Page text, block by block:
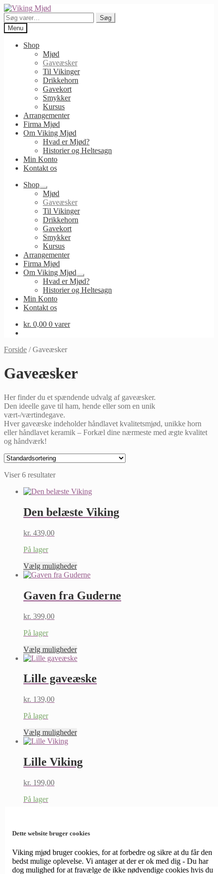
Spring
til
navigation
Spring
til
indhold
Søg
efter:
Søg
Menu
Shop
Mjød
Gaveæsker
Til Vikinger
Drikkehorn
Gavekort
Smykker
Kursus
Arrangementer
Firma Mjød
Om Viking Mjød
Hvad er Mjød?
Historier og Heltesagn
Min Konto
Kontakt os
Shop
Udfold
undermenu
Mjød
Gaveæsker
Til Vikinger
Drikkehorn
Gavekort
Smykker
Kursus
Arrangementer
Firma Mjød
Om Viking Mjød
Udfold
undermenu
Hvad er Mjød?
Historier og Heltesagn
Min Konto
Kontakt os
kr. 0,00 0 varer
Forside /Gaveæsker
Gaveæsker
Her finder du et spændende udvalg af gaveæsker.
Den ideelle gave til ham, hende eller som en unik
vært-/værtindegave.
Hver gaveæske indeholder håndlavet kvalitetsmjød, unikke horn
eller håndlavet keramik – Forkæl dine nærmeste med ægte kvalitet
og håndværk!
Viser 6 resultater
Den belæste Viking
kr. 439,00
På lager
Vælg mulighederDette
vare
flere
varianter.
Gaven fra Guderne
kr. 399,00
På lager
Vælg mulighederDette
vare
flere
varianter.
Lille gaveæske
kr. 139,00
På lager
Vælg mulighederDette
flere
varianter.
Lille Viking
kr. 199,00
På lager
har
varianter.
Mulighederne
kan
mjød og lerkrus
Dette website bruger cookies
Viking mjød bruger cookies, for at forbedre og sikre at du får den
bedst mulige oplevelse. Vi antager at der er ok med dig - Du har
dog mulighed for at fravælge de ikke nødvendige cookies hvis du